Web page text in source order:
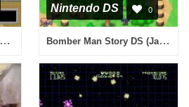
Nounai Aesthe IQ Suppli DS (Japan)
Nintendo DS 0
Bomber Man Story DS (Japan)